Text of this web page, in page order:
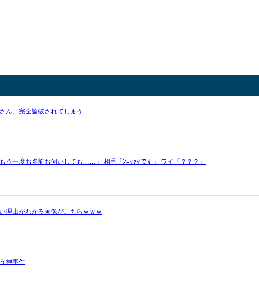
ん、完全論破されてしまう
う一度お名前お伺いしても……」 相手「ﾝﾆｬｧﾀです」 ワイ「？？？」
理由がわかる画像がこちらｗｗｗ
神事件